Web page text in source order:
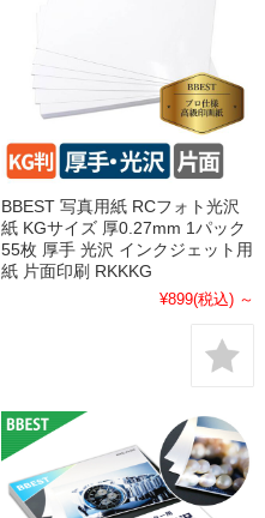
BBEST 写真用紙 RCフォト光沢
紙 KGサイズ 厚0.27mm 1パック
55枚 厚手 光沢 インクジェット用
紙 片面印刷 RKKKG
¥899(税込) ～